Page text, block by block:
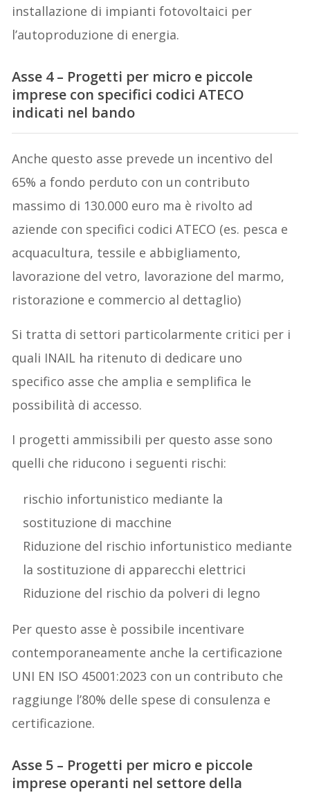
installazione di impianti fotovoltaici per
l’autoproduzione di energia.
Asse 4 – Progetti per micro e piccole
imprese con specifici codici ATECO
indicati nel bando
Anche questo asse prevede un incentivo del
65% a fondo perduto con un contributo
massimo di 130.000 euro ma è rivolto ad
aziende con specifici codici ATECO (es. pesca e
acquacultura, tessile e abbigliamento,
lavorazione del vetro, lavorazione del marmo,
ristorazione e commercio al dettaglio)
Si tratta di settori particolarmente critici per i
quali INAIL ha ritenuto di dedicare uno
specifico asse che amplia e semplifica le
possibilità di accesso.
I progetti ammissibili per questo asse sono
quelli che riducono i seguenti rischi:
rischio infortunistico mediante la
sostituzione di macchine
Riduzione del rischio infortunistico mediante
la sostituzione di apparecchi elettrici
Riduzione del rischio da polveri di legno
Per questo asse è possibile incentivare
contemporaneamente anche la certificazione
UNI EN ISO 45001:2023 con un contributo che
raggiunge l’80% delle spese di consulenza e
certificazione.
Asse 5 – Progetti per micro e piccole
imprese operanti nel settore della